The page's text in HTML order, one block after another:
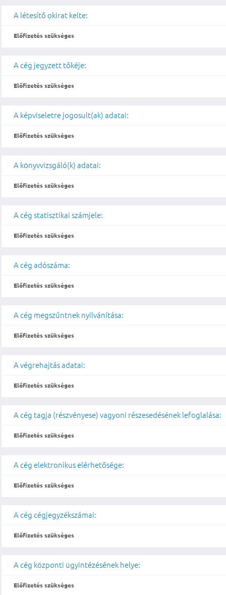
A létesítő okirat kelte:
Előfizetés szükséges
A cég jegyzett tőkéje:
Előfizetés szükséges
A képviseletre jogosult(ak) adatai:
Előfizetés szükséges
A könyvvizsgáló(k) adatai:
Előfizetés szükséges
A cég statisztikai számjele:
Előfizetés szükséges
A cég adószáma:
Előfizetés szükséges
A cég megszűntnek nyilvánítása:
Előfizetés szükséges
A végrehajtás adatai:
Előfizetés szükséges
A cég tagja (részvényese) vagyoni részesedésének lefoglalása:
Előfizetés szükséges
A cég elektronikus elérhetősége:
Előfizetés szükséges
A cég cégjegyzékszámai:
Előfizetés szükséges
A cég központi ügyintézésének helye:
Előfizetés szükséges